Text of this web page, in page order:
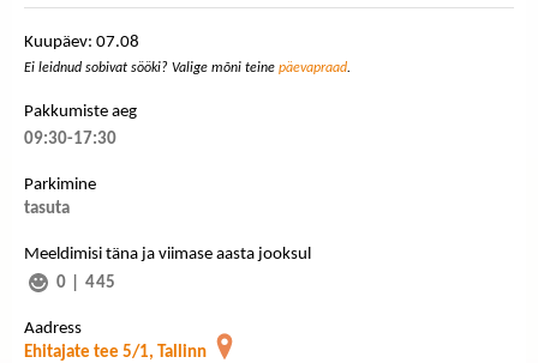
Kuupäev: 07.08
Ei leidnud sobivat sööki? Valige mõni teine päevapraad.
Pakkumiste aeg
09:30-17:30
Parkimine
tasuta
Meeldimisi täna ja viimase aasta jooksul
0
445
Aadress
Ehitajate tee 5/1, Tallinn